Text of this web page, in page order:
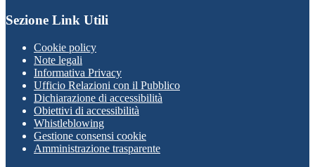
Sezione Link Utili
Cookie policy
Note legali
Informativa Privacy
Ufficio Relazioni con il Pubblico
Dichiarazione di accessibilità
Obiettivi di accessibilità
Whistleblowing
Gestione consensi cookie
Amministrazione trasparente